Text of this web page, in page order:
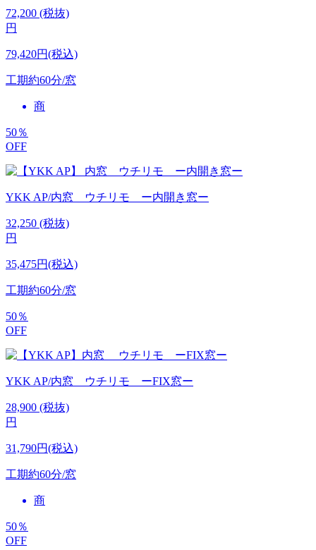
72,200 (税抜)
円
79,420円(税込)
工期約60分/窓
商
50％
OFF
YKK AP/内窓 ウチリモ ー内開き窓ー
32,250 (税抜)
円
35,475円(税込)
工期約60分/窓
50％
OFF
YKK AP/内窓 ウチリモ ーFIX窓ー
28,900 (税抜)
円
31,790円(税込)
工期約60分/窓
商
50％
OFF